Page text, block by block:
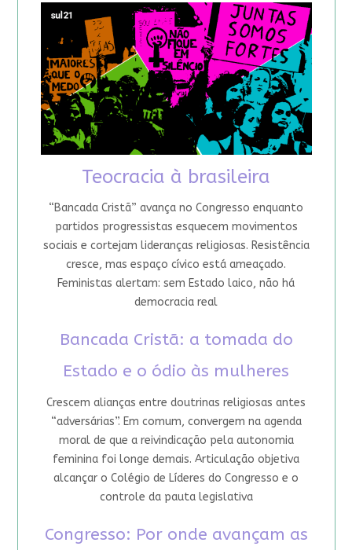
Teocracia à brasileira
“Bancada Cristã” avança no Congresso enquanto
partidos progressistas esquecem movimentos
sociais e cortejam lideranças religiosas. Resistência
cresce, mas espaço cívico está ameaçado.
Feministas alertam: sem Estado laico, não há
democracia real
Bancada Cristã: a tomada do
Estado e o ódio às mulheres
Crescem alianças entre doutrinas religiosas antes
“adversárias”. Em comum, convergem na agenda
moral de que a reivindicação pela autonomia
feminina foi longe demais. Articulação objetiva
alcançar o Colégio de Líderes do Congresso e o
controle da pauta legislativa
Congresso: Por onde avançam as